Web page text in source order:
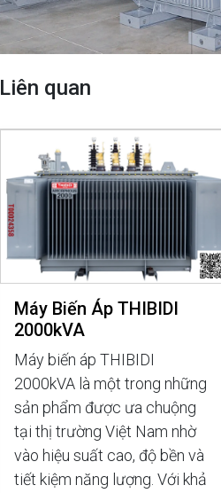
Liên quan
Máy Biến Áp THIBIDI
2000kVA
Máy biến áp THIBIDI
2000kVA là một trong những
sản phẩm được ưa chuộng
tại thị trường Việt Nam nhờ
vào hiệu suất cao, độ bền và
tiết kiệm năng lượng. Với khả